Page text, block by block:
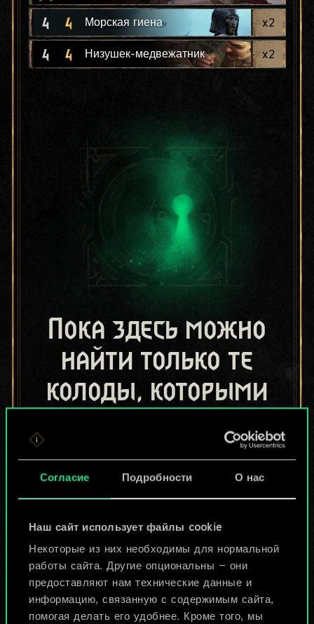
Согласие Подробности О нас
Наш сайт использует файлы cookie
Некоторые из них необходимы для нормальной
работы сайта. Другие опциональны — они
предоставляют нам технические данные и
информацию, связанную с содержимым сайта,
помогая делать его удобнее. Кроме того, мы
4 4 Морская гиена x2
4 4 Низушек-медвежатник x2
Пока здесь можно
найти только те
колоды, которыми
игроки.
Но их может быть
Назвать колоду и описать её
Изменить колоду